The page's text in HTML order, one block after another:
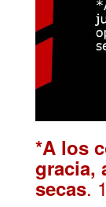
*A los
gracia,
secas.